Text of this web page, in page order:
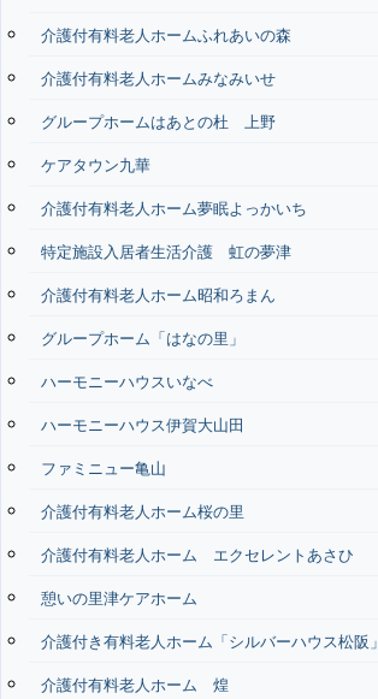
介護付有料老人ホームふれあいの森
介護付有料老人ホームみなみいせ
グループホームはあとの杜 上野
ケアタウン九華
介護付有料老人ホーム夢眠よっかいち
特定施設入居者生活介護 虹の夢津
介護付有料老人ホーム昭和ろまん
グループホーム「はなの里」
ハーモニーハウスいなべ
ハーモニーハウス伊賀大山田
ファミニュー亀山
介護付有料老人ホーム桜の里
介護付有料老人ホーム エクセレントあさひ
憩いの里津ケアホーム
介護付き有料老人ホーム「シルバーハウス松阪」
介護付有料老人ホーム 煌